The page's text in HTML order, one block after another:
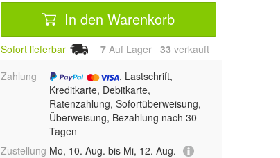
In den Warenkorb
Sofort lieferbar 7 Auf Lager 33 verkauft
Zahlung
, Lastschrift,
Kreditkarte, Debitkarte,
Ratenzahlung, Sofortüberweisung,
Überweisung, Bezahlung nach 30
Tagen
Zustellung Mo, 10. Aug. bis Mi, 12. Aug.